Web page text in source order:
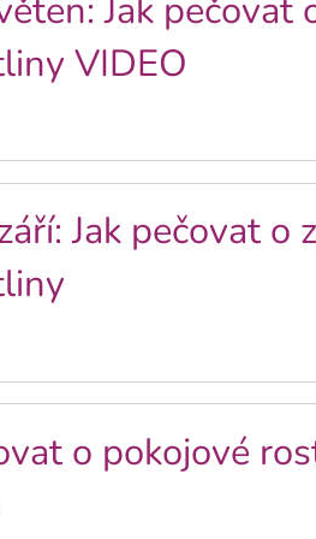
Jak pečovat
VIDEO
Jak pečovat o
o pokojové